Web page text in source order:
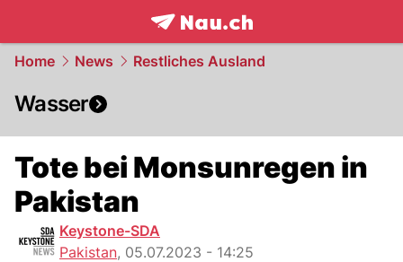
frontpage.NAU.ch
Home News Restliches Ausland
Wasser
Tote bei Monsunregen in
Pakistan
Keystone-SDA
Pakistan, 05.07.2023 - 14:25